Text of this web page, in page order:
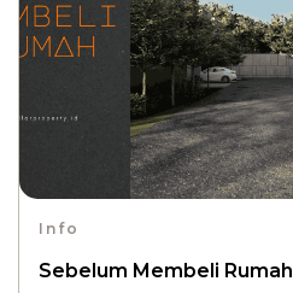
Info
Sebelum Membeli Rumah